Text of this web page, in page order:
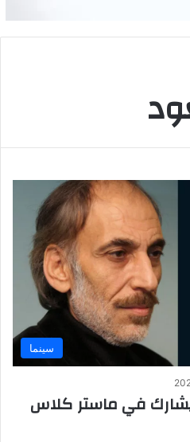
سينما
في ماستر كلاس